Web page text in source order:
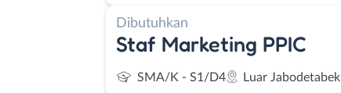
Dibutuhkan
Staf Marketing PPIC
SMA/K - S1/D4 Luar Jabodetabek